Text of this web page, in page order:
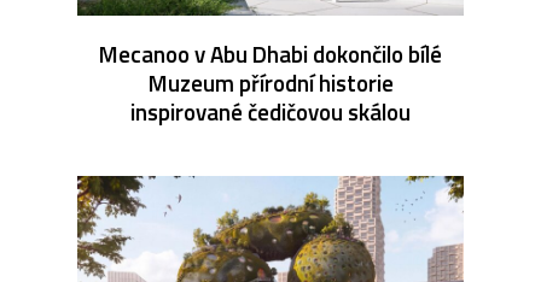
Mecanoo v Abu Dhabi dokončilo bílé
Muzeum přírodní historie
inspirované čedičovou skálou